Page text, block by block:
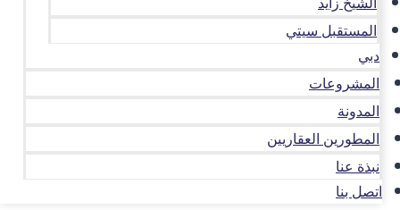
المستقبل سيتي
دبي
المشروعات
المدونة
المطورين العقاريين
نبذة عنا
اتصل بنا